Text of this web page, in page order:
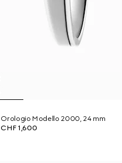
Orologio Modello 2000, 24 mm
CHF 1,600